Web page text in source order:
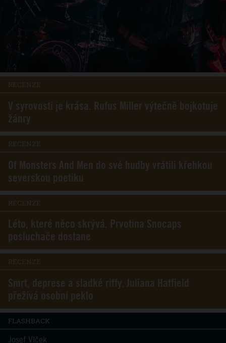
RECENZE
V syrovosti je krása. Rufus Miller výtečně bojkotuje
žánry
RECENZE
Of Monsters And Men do své hudby vrátili křehkou
severskou poetiku
RECENZE
Léto, které něco skrývá. Prvotina Snocaps
posluchače dostane
RECENZE
Smrt, deprese a sladké riffy. Juliana Hatfield
přežívá osobní peklo
FLASHBACK
Josef Vlček